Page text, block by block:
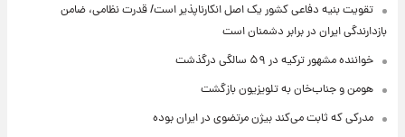
تقویت بنیه دفاعی کشور یک اصل انکارناپذیر است/ قدرت نظامی، ضامن
بازدارندگی ایران در برابر دشمنان است
خواننده مشهور ترکیه در ۵۹ سالگی درگذشت
هومن و جناب‌خان به تلویزیون بازگشت
مدرکی که ثابت می‌کند بیژن مرتضوی در ایران بوده